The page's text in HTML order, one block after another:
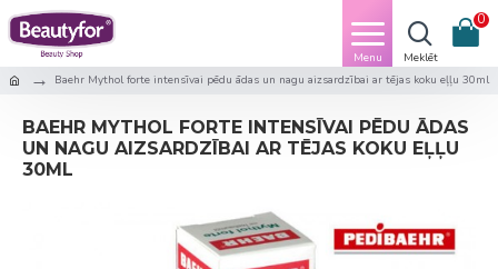
0
Baehr Mythol forte intensīvai pēdu ādas un nagu aizsardzībai ar tējas koku eļļu 30ml
BAEHR MYTHOL FORTE INTENSĪVAI PĒDU ĀDAS
UN NAGU AIZSARDZĪBAI AR TĒJAS KOKU EĻĻU
30ML